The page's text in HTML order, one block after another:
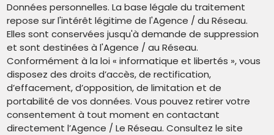
Données personnelles. La base légale du traitement
repose sur l'intérêt légitime de l'Agence / du Réseau.
Elles sont conservées jusqu'à demande de suppression
et sont destinées à l'Agence / au Réseau.
Conformément à la loi « informatique et libertés », vous
disposez des droits d’accès, de rectification,
d’effacement, d’opposition, de limitation et de
portabilité de vos données. Vous pouvez retirer votre
consentement à tout moment en contactant
directement l’Agence / Le Réseau. Consultez le site